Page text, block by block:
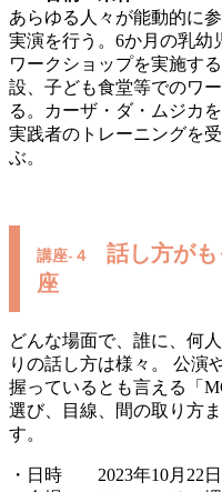
あらゆる人々が能動的に
実演を行う。6か月の乳幼
ワークショップを実施す
設、子ども食堂等でのワ
る。カーザ・ダ・ムジカ
実践者のトレーニングを
ぶ。
講座-４
話し方が
座
どんな場面で、誰に、何
りの話し方は様々。 公演
握っているとも言える「
選び、目線、間の取り方
す。
・日時 2023年10月22日